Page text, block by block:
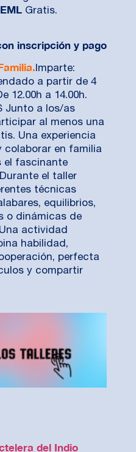
Gratis.
inscripción y pago
Imparte:
a partir de 4
12.00h a 14.00h.
Junto a los/as
al menos una
Una experiencia
colaborar en familia
el fascinante
el taller
técnicas
equilibrios,
o dinámicas de
actividad
habilidad,
perfecta
y compartir
del Indio